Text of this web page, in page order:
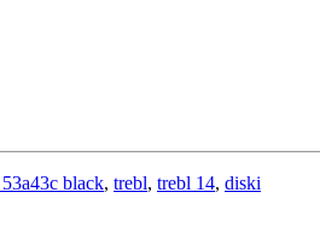
black, trebl, trebl 14, diski